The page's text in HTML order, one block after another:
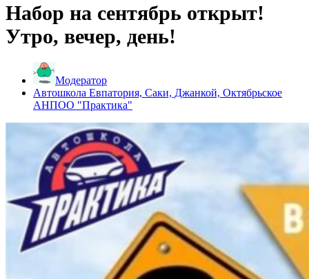
Набор на сентябрь открыт!
Утро, вечер, день!
Модератор
Автошкола Евпатория, Саки, Джанкой, Октябрьское
АНПОО "Практика"